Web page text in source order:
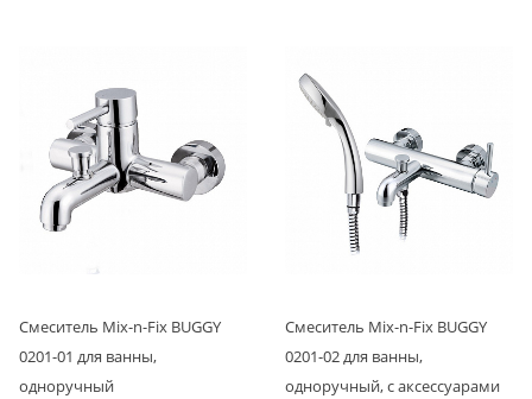
Смеситель Mix-n-Fix BUGGY
0201-01 для ванны,
одноручный
Смеситель Mix-n-Fix BUGGY
0201-02 для ванны,
одноручный, с аксессуарами